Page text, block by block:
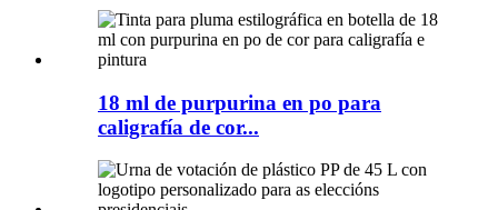
18 ml de purpurina en po para
caligrafía de cor...